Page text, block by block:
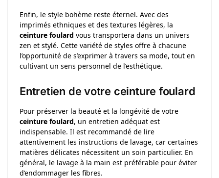
Enfin, le style bohème reste éternel. Avec des
imprimés ethniques et des textures légères, la
ceinture foulard vous transportera dans un univers
zen et stylé. Cette variété de styles offre à chacune
l’opportunité de s’exprimer à travers sa mode, tout en
cultivant un sens personnel de l’esthétique.
Entretien de votre ceinture foulard
Pour préserver la beauté et la longévité de votre
ceinture foulard, un entretien adéquat est
indispensable. Il est recommandé de lire
attentivement les instructions de lavage, car certaines
matières délicates nécessitent un soin particulier. En
général, le lavage à la main est préférable pour éviter
d’endommager les fibres.